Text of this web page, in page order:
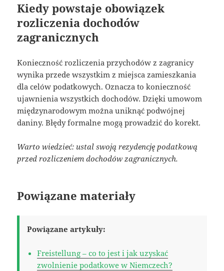
Kiedy powstaje obowiązek
rozliczenia dochodów
zagranicznych
Konieczność rozliczenia przychodów z zagranicy
wynika przede wszystkim z miejsca zamieszkania
dla celów podatkowych. Oznacza to konieczność
ujawnienia wszystkich dochodów. Dzięki umowom
międzynarodowym można uniknąć podwójnej
daniny. Błędy formalne mogą prowadzić do korekt.
Warto wiedzieć: ustal swoją rezydencję podatkową
przed rozliczeniem dochodów zagranicznych.
Powiązane materiały
Powiązane artykuły:
Freistellung – co to jest i jak uzyskać
zwolnienie podatkowe w Niemczech?